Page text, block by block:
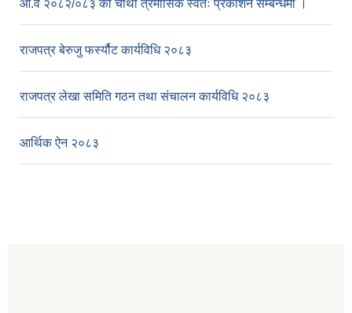
आ.व २०८२/०८३ को चौथो त्रैमासिक स्वतः प्रकाशन सम्बन्धमा ।
राजपत्र बेरुजु फर्स्यौट कार्यविधि २०८३
राजपत्र लेखा समिति गठन तथा संचालन कार्यविधि २०८३
आर्थिक ऐन २०८३